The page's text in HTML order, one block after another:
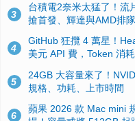
3
台積電2奈米太猛了！流
搶首發、輝達與AMD排
4
GitHub 狂攬 4 萬星！
美元 API 費，Token 消
5
24GB 大容量來了！
規格、功耗、上市時間
6
蘋果 2026 款 Mac mini